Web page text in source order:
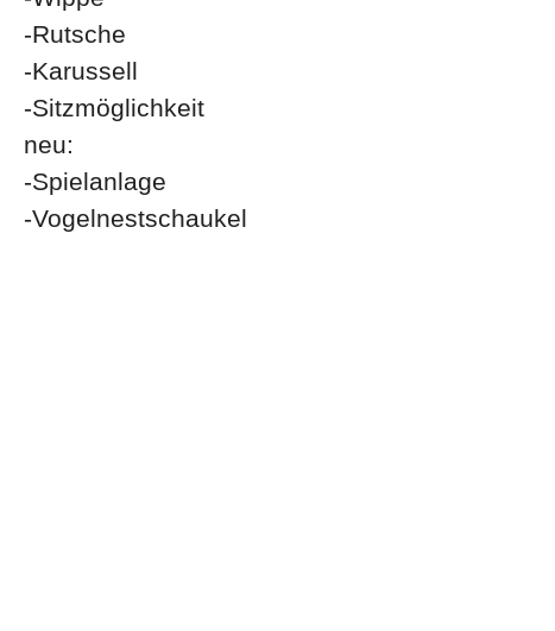
-Rutsche
-Karussell
-Sitzmöglichkeit
neu:
-Spielanlage
-Vogelnestschaukel